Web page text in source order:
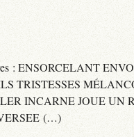
: ENSORCELANT
TRISTESSES
INCARNE JOUE UN
(…)